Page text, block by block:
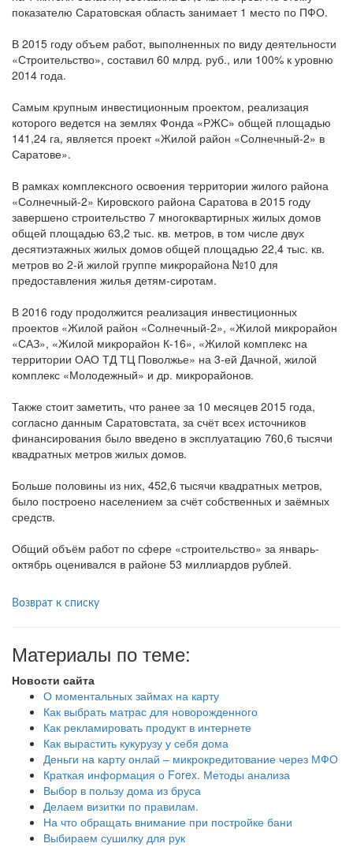
показателю Саратовская область занимает 1 место по ПФО.
В 2015 году объем работ, выполненных по виду деятельности
«Строительство», составил 60 млрд. руб., или 100% к уровню
2014 года.
Самым крупным инвестиционным проектом, реализация
которого ведется на землях Фонда «РЖС» общей площадью
141,24 га, является проект «Жилой район «Солнечный-2» в
Саратове».
В рамках комплексного освоения территории жилого района
«Солнечный-2» Кировского района Саратова в 2015 году
завершено строительство 7 многоквартирных жилых домов
общей площадью 63,2 тыс. кв. метров, в том числе двух
десятиэтажных жилых домов общей площадью 22,4 тыс. кв.
метров во 2-й жилой группе микрорайона №10 для
предоставления жилья детям-сиротам.
В 2016 году продолжится реализация инвестиционных
проектов «Жилой район «Солнечный-2», «Жилой микрорайон
«САЗ», «Жилой микрорайон К-16», «Жилой комплекс на
территории ОАО ТД ТЦ Поволжье» на 3-ей Дачной, жилой
комплекс «Молодежный» и др. микрорайонов.
Также стоит заметить, что ранее за 10 месяцев 2015 года,
согласно данным Саратовстата, за счёт всех источников
финансирования было введено в эксплуатацию 760,6 тысячи
квадратных метров жилых домов.
Больше половины из них, 452,6 тысячи квадратных метров,
было построено населением за счёт собственных и заёмных
средств.
Общий объём работ по сфере «строительство» за январь-
октябрь оценивался в районе 53 миллиардов рублей.
Возврат к списку
Материалы по теме:
Новости сайта
О моментальных займах на карту
Как выбрать матрас для новорожденного
Как рекламировать продукт в интернете
Как вырастить кукурузу у себя дома
Деньги на карту онлай – микрокредитование через МФО
Краткая информация о Forex. Методы анализа
Выбор в пользу дома из бруса
Делаем визитки по правилам.
На что обращать внимание при постройке бани
Выбираем сушилку для рук